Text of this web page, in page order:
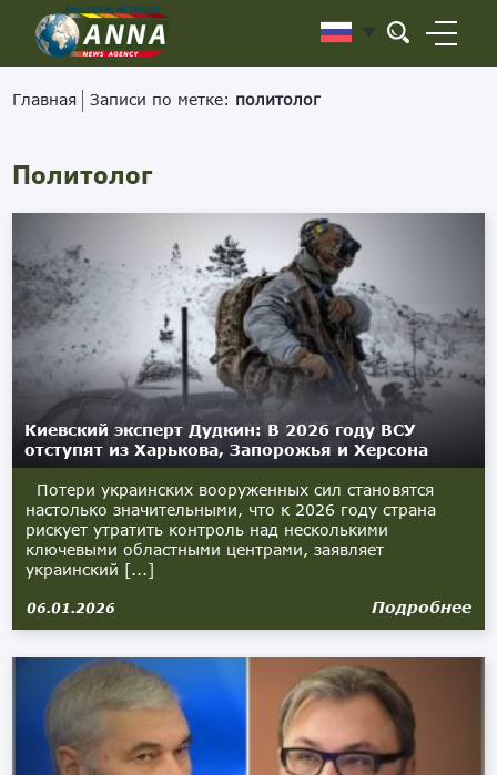
Главная Записи по метке: политолог
Политолог
Киевский эксперт Дудкин: В 2026 году ВСУ
отступят из Харькова, Запорожья и Херсона
Потери украинских вооруженных сил становятся
настолько значительными, что к 2026 году страна
рискует утратить контроль над несколькими
ключевыми областными центрами, заявляет
украинский [...]
06.01.2026 Подробнее